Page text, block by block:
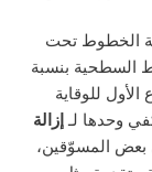
الخطوط تحت
السطحية بنسبة
الأول للوقاية
وحدها لـ إزالة
بعض المسوّقين،